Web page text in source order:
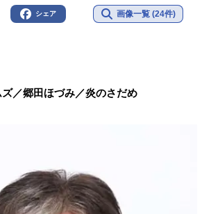
シェア 画像一覧 (24件)
／郷田ほづみ／炎のさだめ